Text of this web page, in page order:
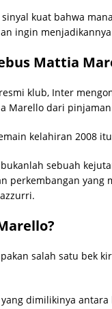
kuat bahwa
ingin
Mattia
klub, Inter
Marello dari
kelahiran 2008
sebuah
perkembangan
salah satu bek
dimilikinya antara